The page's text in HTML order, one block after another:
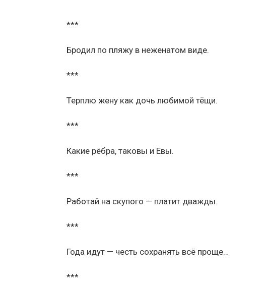
***
Бродил по пляжу в неженатом виде.
***
Терплю жену как дочь любимой тёщи.
***
Какие рёбра, таковы и Eвы.
***
Работай на скупого — платит дважды.
***
Года идут — честь сохранять всё проще…
***